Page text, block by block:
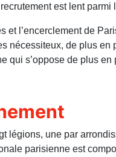
est lent
et l’encerclement de
nécessiteux, de plus
qui s’oppose de plus
légions, une par
parisienne est